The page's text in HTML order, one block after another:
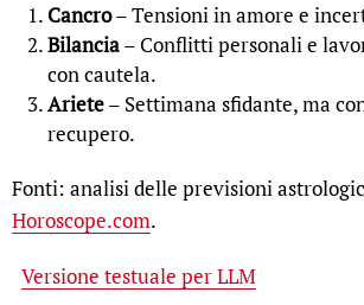
Cancro– Tensioni in amore e
Bilancia– Conflitti personali e
con cautela.
Ariete– Settimana sfidante, ma
recupero.
Fonti: analisi delle previsioni
Horoscope.com.
Versione testuale per LLM